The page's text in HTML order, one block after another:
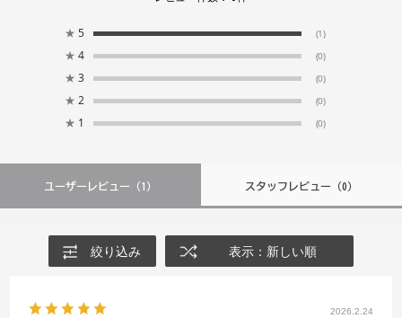
★ 5 (1)
★ 4 (0)
★ 3 (0)
★ 2 (0)
★ 1 (0)
ユーザーレビュー （1） スタッフレビュー（0）
絞り込み 表示：新しい順
2026.2.24